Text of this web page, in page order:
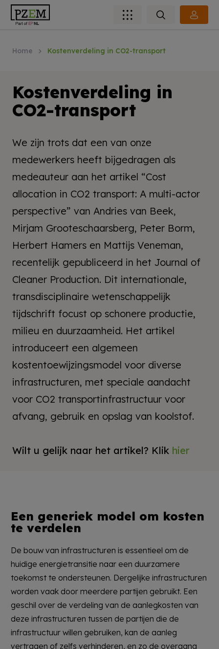
Home Kostenverdeling in CO2-transport
Kostenverdeling in
CO2-transport
We zijn trots dat een van onze
medewerkers heeft bijgedragen als
medeauteur aan het artikel “Cost
allocation in CO2 transport: A multi-actor
perspective” van Andries van Beek,
Mirjam Grooteschaarsberg, Peter Borm,
Herbert Hamers en Mattijs Veneman,
recentelijk gepubliceerd in het Journal of
Cleaner Production. Dit internationale,
transdisciplinaire wetenschappelijk
tijdschrift focust op schonere productie,
milieu en duurzaamheid. Het artikel
introduceert een algemeen
kostentoewijzingsmodel voor diverse
infrastructuren, met speciale aandacht
voor CO2 transportinfrastructuur voor
afvang, gebruik en opslag van koolstof.
Wilt u gelijk naar het artikel? Klik hier
Een generiek model om kosten
te verdelen
De bouw van infrastructuren is essentieel om de
huidige energietransitie naar een duurzamere
toekomst te ondersteunen. Dergelijke infrastructuren
worden vaak door meerdere partijen gebruikt. Een
geschil over de verdeling van de aanlegkosten van
deze infrastructuren tussen de partijen die de
infrastructuur willen gebruiken, kan de aanleg
vertragen of zelfs verhinderen, en zo de overgang